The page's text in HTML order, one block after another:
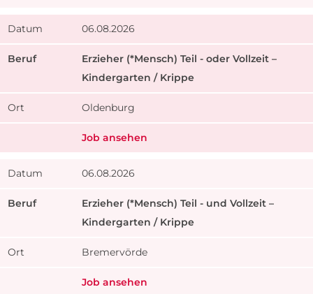
06.08.2026
Erzieher (*Mensch) Teil - oder Vollzeit –
Kindergarten / Krippe
Oldenburg
Job ansehen
06.08.2026
Erzieher (*Mensch) Teil - und Vollzeit –
Kindergarten / Krippe
Bremervörde
Job ansehen